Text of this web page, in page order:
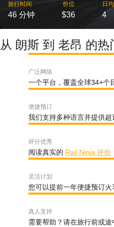
旅行时间
46 分钟
价位
$36
日
4
从 朗斯 到 老昂 的热
广泛网络
一个平台，覆盖全球34+个
便捷预订
我们支持多种语言并提供超
评分优秀
阅读真实的 Rail Ninja 评价
灵活计划
您可以提前一年便捷预订火
真人支持
需要帮助？请在旅行前或途